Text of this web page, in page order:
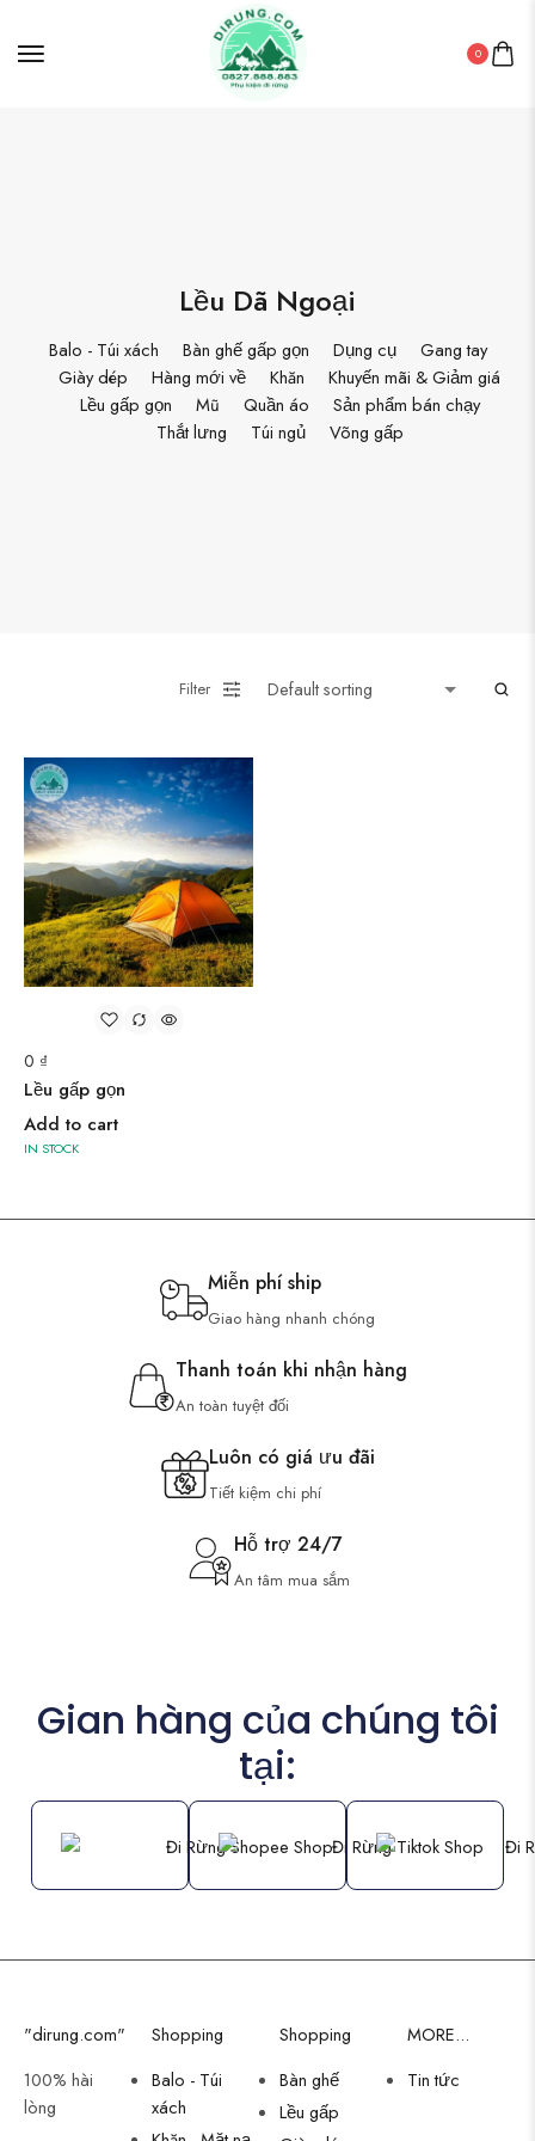
0
Lều Dã Ngoại
Balo - Túi xách Bàn ghế gấp gọn Dụng cụ
Gang tay
Giày dép
Hàng mới về Khăn
Khuyến mãi & Giảm giá
Lều gấp gọn
Mũ Quần áo
Sản phẩm bán chạy
Thắt lưng
Túi ngủ Võng gấp
Filter
0 ₫
Lều gấp gọn
Add to cart
IN STOCK
Miễn phí ship
Giao hàng nhanh chóng
Thanh toán khi nhận hàng
An toàn tuyệt đối
Luôn có giá ưu đãi
Tiết kiệm chi phí
Hỗ trợ 24/7
An tâm mua sắm
Gian hàng của chúng tôi
tại:
"dirung.com"
100% hài
lòng
Shopping
Balo - Túi
xách
Shopping
Bàn ghế
Lều gấp
MORE...
Tin tức